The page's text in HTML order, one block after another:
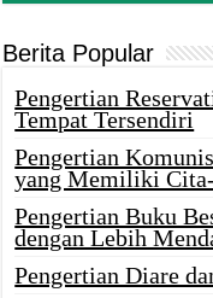
Berita Popular
Pengertian
Tempat Tersendiri
Pengertian
yang Memiliki
Pengertian Buku
dengan Lebih
Pengertian Diare